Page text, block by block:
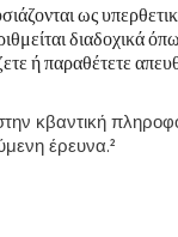
ως
διαδοχικά
ή παραθέτετε
κβαντική
έρευνα.²